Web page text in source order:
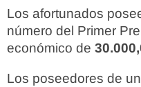
Los afortunados
número del Primer
económico de
Los poseedores de